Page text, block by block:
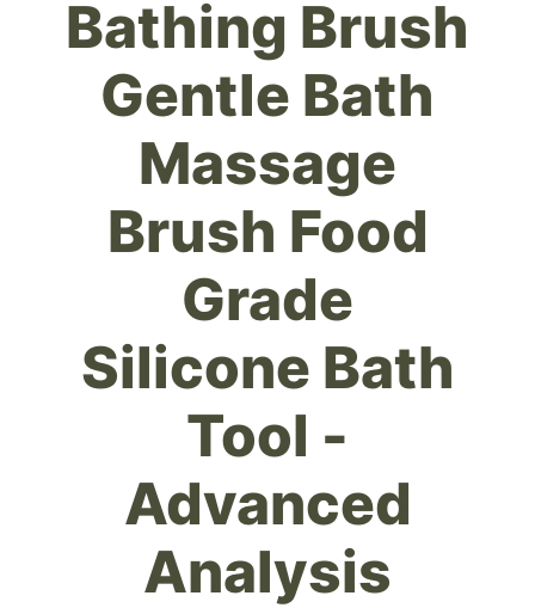
Bathing Brush
Gentle Bath
Massage
Brush Food
Grade
Silicone Bath
Tool -
Advanced
Analysis